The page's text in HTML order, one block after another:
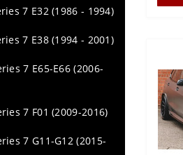
7 E32 (1986 - 1994)
7 E38 (1994 - 2001)
7 E65-E66 (2006-
7 F01 (2009-2016)
7 G11-G12 (2015-